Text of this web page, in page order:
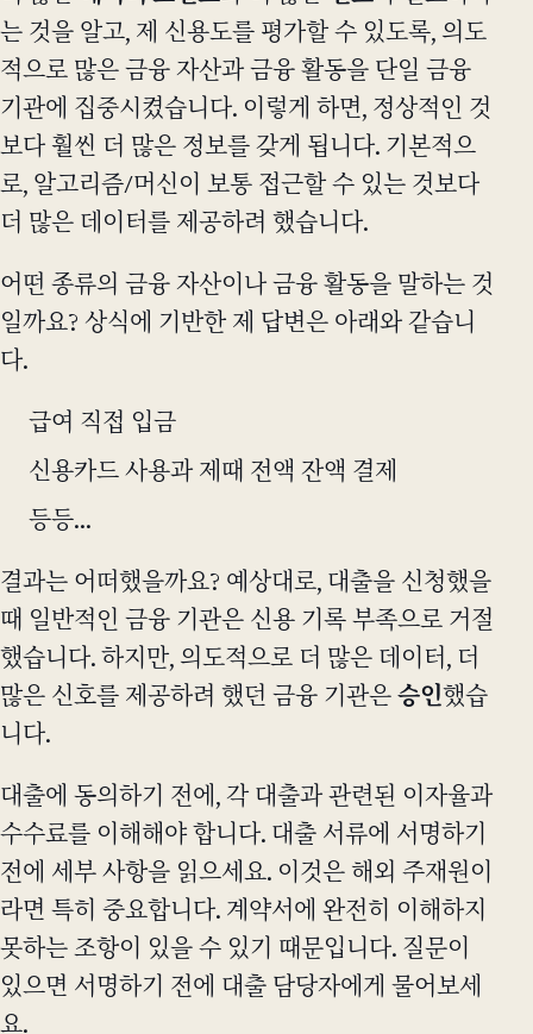
는 것을 알고, 제 신용도를 평가할 수 있도록, 의도
적으로 많은 금융 자산과 금융 활동을 단일 금융
기관에 집중시켰습니다. 이렇게 하면, 정상적인 것
보다 훨씬 더 많은 정보를 갖게 됩니다. 기본적으
로, 알고리즘/머신이 보통 접근할 수 있는 것보다
더 많은 데이터를 제공하려 했습니다.
어떤 종류의 금융 자산이나 금융 활동을 말하는 것
일까요? 상식에 기반한 제 답변은 아래와 같습니
다.
급여 직접 입금
신용카드 사용과 제때 전액 잔액 결제
등등...
결과는 어떠했을까요? 예상대로, 대출을 신청했을
때 일반적인 금융 기관은 신용 기록 부족으로 거절
했습니다. 하지만, 의도적으로 더 많은 데이터, 더
많은 신호를 제공하려 했던 금융 기관은 승인했습
니다.
대출에 동의하기 전에, 각 대출과 관련된 이자율과
수수료를 이해해야 합니다. 대출 서류에 서명하기
전에 세부 사항을 읽으세요. 이것은 해외 주재원이
라면 특히 중요합니다. 계약서에 완전히 이해하지
못하는 조항이 있을 수 있기 때문입니다. 질문이
있으면 서명하기 전에 대출 담당자에게 물어보세
요.